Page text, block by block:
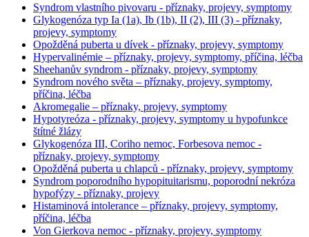
Syndrom vlastního pivovaru - příznaky, projevy, symptomy
Glykogenóza typ Ia (1a), Ib (1b), II (2), III (3) - příznaky,
projevy, symptomy
Opožděná puberta u dívek - příznaky, projevy, symptomy
Hypervalinémie – příznaky, projevy, symptomy, příčina, léčba
Sheehanův syndrom - příznaky, projevy, symptomy
Syndrom nového světa – příznaky, projevy, symptomy,
příčina, léčba
Akromegalie – příznaky, projevy, symptomy
Hypotyreóza - příznaky, projevy, symptomy u hypofunkce
štítné žlázy
Glykogenóza III, Coriho nemoc, Forbesova nemoc -
příznaky, projevy, symptomy
Opožděná puberta u chlapců - příznaky, projevy, symptomy
Syndrom poporodního hypopituitarismu, poporodní nekróza
hypofýzy - příznaky, projevy
Histaminová intolerance – příznaky, projevy, symptomy,
příčina, léčba
Von Gierkova nemoc - příznaky, projevy, symptomy